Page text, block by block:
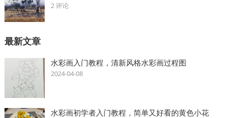
2 评论
最新文章
水彩画入门教程，清新风格水彩画过程图
2024-04-08
水彩画初学者入门教程，简单又好看的黄色小花